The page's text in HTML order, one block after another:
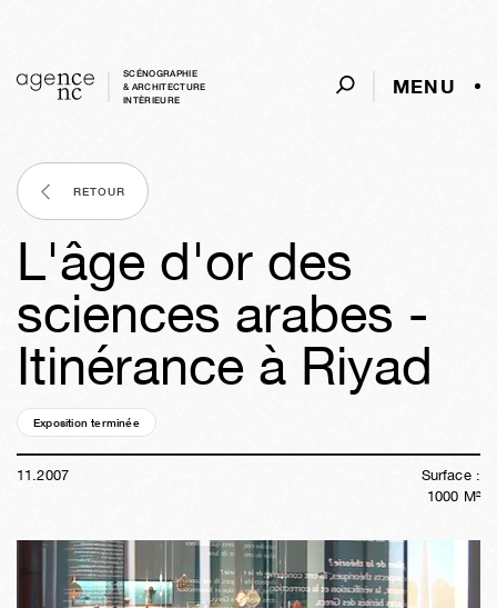
SCÉNOGRAPHIE
& ARCHITECTURE
INTÈRIEURE
MENU
RETOUR
L'âge d'or des
sciences arabes -
Itinérance à Riyad
Exposition terminée
11 .2007
Surface :
1000 M²